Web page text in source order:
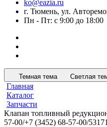
ko@eazia.ru
г. Тюмень, ул.
Пн - Пт: с 9:00 до 18:00
Темная тема Светлая
Главная
Каталог
Запчасти
Клапан топливный
57-00/+7 (3452) 68-57-00/